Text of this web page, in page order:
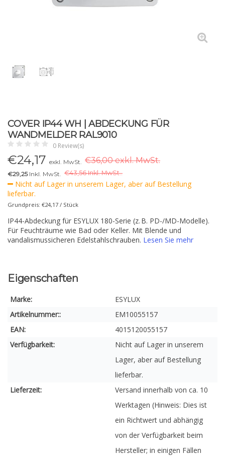
COVER IP44 WH | ABDECKUNG FÜR
WANDMELDER RAL9010
0 Review(s)
€24,17 exkl. MwSt. €36,00 exkl. MwSt.
€29,25Inkl. MwSt. €43,56 Inkl. MwSt..
Nicht auf Lager in unserem Lager, aber auf Bestellung
lieferbar.
Grundpreis: €24,17 / Stück
IP44-Abdeckung für ESYLUX 180-Serie (z. B. PD-/MD-Modelle).
Für Feuchträume wie Bad oder Keller. Mit Blende und
vandalismussicheren Edelstahlschrauben. Lesen Sie mehr
Eigenschaften
Marke:
ESYLUX
Artikelnummer::
EM10055157
EAN:
4015120055157
Verfügbarkeit:
Nicht auf Lager in unserem
Lager, aber auf Bestellung
lieferbar.
Lieferzeit:
Versand innerhalb von ca. 10
Werktagen (Hinweis: Dies ist
ein Richtwert und abhängig
von der Verfügbarkeit beim
Hersteller; in einigen Fällen